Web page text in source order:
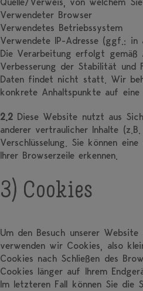
Verwendeter Browser
Verwendetes Betriebssystem
Verwendete IP-Adresse (ggf.: in
Die Verarbeitung erfolgt gemäß
Verbesserung der Stabilität und
Daten findet nicht statt. Wir
konkrete Anhaltspunkte auf
2.2 Diese Website nutzt aus
anderer vertraulicher Inhalte
Verschlüsselung. Sie können
Ihrer Browserzeile erkennen.
3) Cookies
Um den Besuch unserer
verwenden wir Cookies, also
Cookies nach Schließen des
Cookies länger auf Ihrem
Im letzteren Fall können Sie die